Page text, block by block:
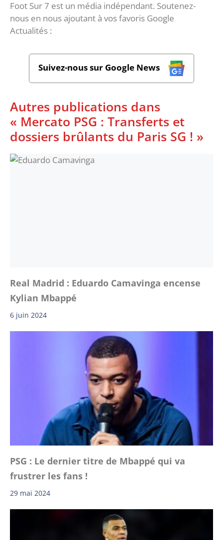
Foot Sur 7 est un média indépendant. Soutenez-
nous en nous ajoutant à vos favoris Google
Actualités :
Suivez-nous sur Google News
Autres publications dans
« Mercato PSG : Transferts et
dossiers brûlants du Paris SG ! »
Real Madrid : Eduardo Camavinga encense
Kylian Mbappé
6 juin 2024
PSG : Le dernier titre de Mbappé qui va
frustrer les fans !
29 mai 2024